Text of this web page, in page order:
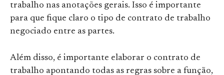
trabalho nas anotações gerais. Isso é importante
para que fique claro o tipo de contrato de trabalho
negociado entre as partes.
Além disso, é importante elaborar o contrato de
trabalho apontando todas as regras sobre a função,